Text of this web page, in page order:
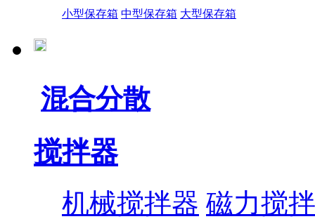
小型保存箱 中型保存箱 大型保存箱
混合分散
搅拌器
机械搅拌器 磁力搅